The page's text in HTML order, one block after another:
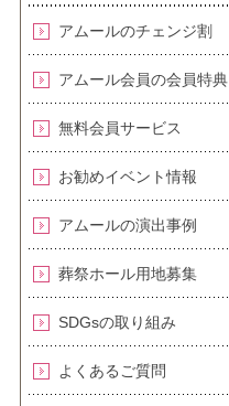
アムールのチェンジ割
アムール会員の会員特典
無料会員サービス
お勧めイベント情報
アムールの演出事例
葬祭ホール用地募集
SDGsの取り組み
よくあるご質問